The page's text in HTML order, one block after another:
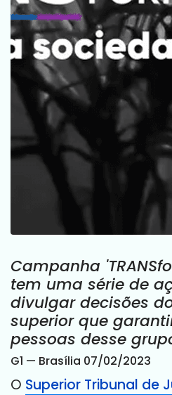
Campanha
tem uma série de
divulgar decisões
superior que
pessoas desse
G1 — Brasília 07/02/2023
O Superior Tribunal de